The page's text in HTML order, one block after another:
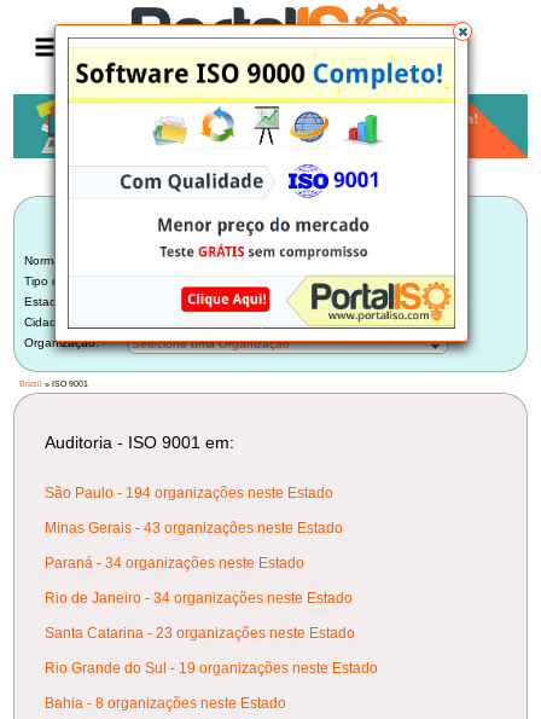
Anúncio
ISO 9001
Norma:
ISO 9001
Tipo de Auditoria:
Estado:
Selecione um Estado
Cidade:
Organização:
Selecione uma Organização
Brasil » ISO 9001
Auditoria - ISO 9001 em:
São Paulo - 194 organizações neste Estado
Minas Gerais - 43 organizações neste Estado
Paraná - 34 organizações neste Estado
Rio de Janeiro - 34 organizações neste Estado
Santa Catarina - 23 organizações neste Estado
Rio Grande do Sul - 19 organizações neste Estado
Bahia - 8 organizações neste Estado